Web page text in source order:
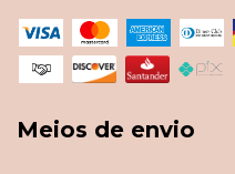
Meios de envio